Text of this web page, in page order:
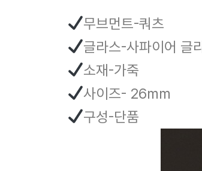
무브먼트-쿼츠
글라스-사파이어 글
소재-가죽
사이즈- 26mm
구성-단품